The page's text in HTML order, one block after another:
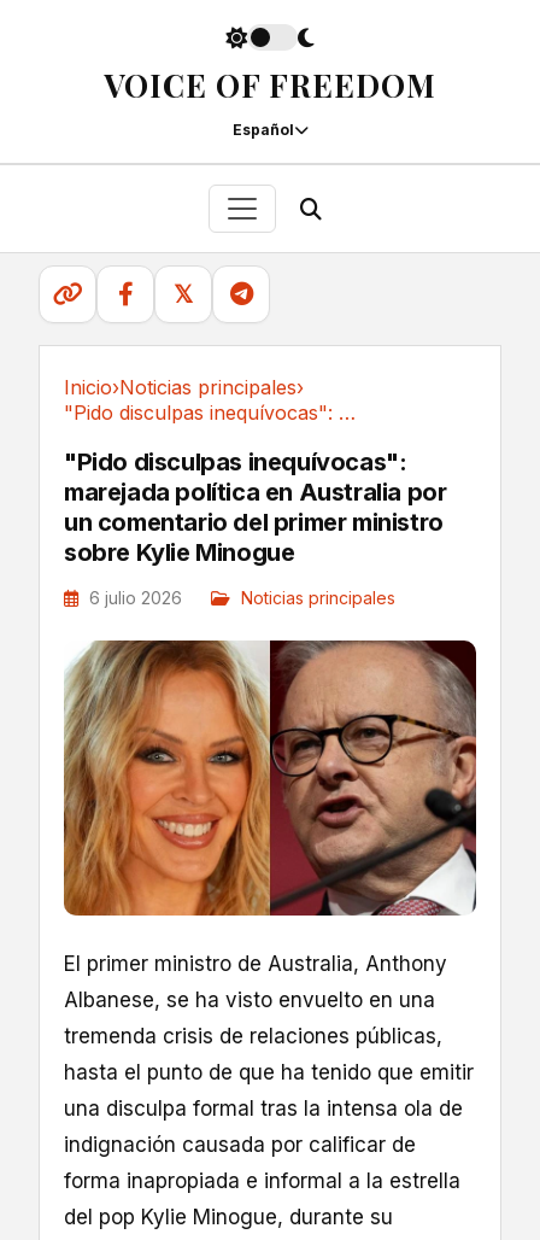
VOICE OF FREEDOM
Español
𝕏
Inicio›Noticias principales›
"Pido disculpas inequívocas": marejada...
"Pido disculpas inequívocas":
marejada política en Australia por
un comentario del primer ministro
sobre Kylie Minogue
6 julio 2026 Noticias principales
El primer ministro de Australia, Anthony
Albanese, se ha visto envuelto en una
tremenda crisis de relaciones públicas,
hasta el punto de que ha tenido que emitir
una disculpa formal tras la intensa ola de
indignación causada por calificar de
forma inapropiada e informal a la estrella
del pop Kylie Minogue, durante su